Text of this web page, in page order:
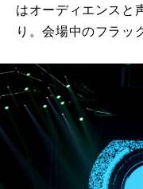
はオーディエンスと
り。会場中のフラッ